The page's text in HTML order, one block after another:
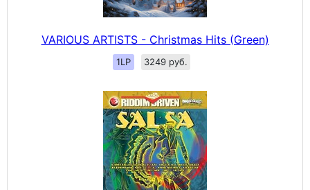
VARIOUS ARTISTS - Christmas Hits (Green)
1LP 3249 руб.